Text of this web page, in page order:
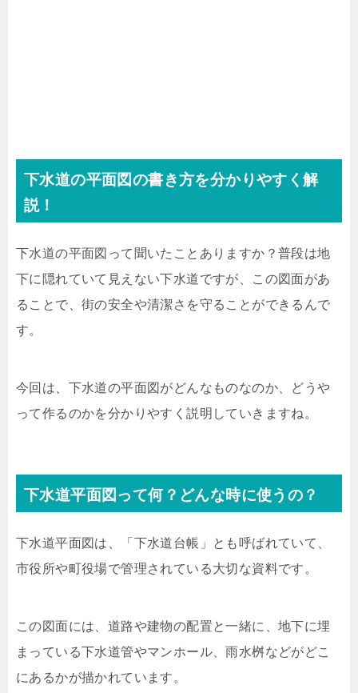
下水道の平面図の書き方を分かりやすく解
説！
下水道の平面図って聞いたことありますか？普段は地
下に隠れていて見えない下水道ですが、この図面があ
ることで、街の安全や清潔さを守ることができるんで
す。
今回は、下水道の平面図がどんなものなのか、どうや
って作るのかを分かりやすく説明していきますね。
下水道平面図って何？どんな時に使うの？
下水道平面図は、「下水道台帳」とも呼ばれていて、
市役所や町役場で管理されている大切な資料です。
この図面には、道路や建物の配置と一緒に、地下に埋
まっている下水道管やマンホール、雨水桝などがどこ
にあるかが描かれています。